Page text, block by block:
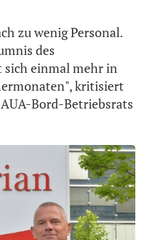
zu wenig Personal.
des
sich einmal mehr in
kritisiert
Bord-Betriebsrats